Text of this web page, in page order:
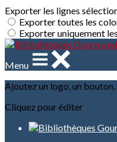
Exporter les lignes
Exporter toutes les
Exporter uniquement
Menu
Ajoutez un logo, un
Cliquez pour éditer